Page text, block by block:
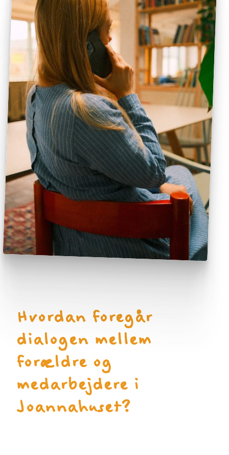
Hvordan foregår
dialogen mellem
forældre og
medarbejdere i
Joannahuset?